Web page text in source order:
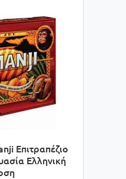
Επιτραπέζιο
Ελληνική